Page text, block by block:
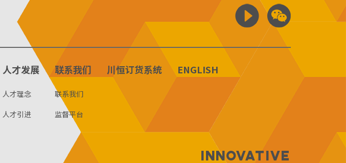
人才发展
人才理念
人才引进
联系我们
联系我们
监督平台
川恒订货系统 ENGLISH
Innovative